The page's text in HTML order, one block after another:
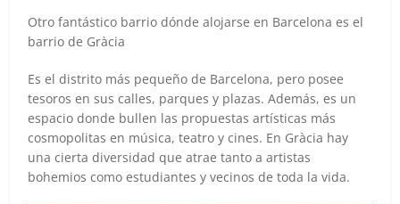
Otro fantástico barrio dónde alojarse en Barcelona es el
barrio de Gràcia
Es el distrito más pequeño de Barcelona, pero posee
tesoros en sus calles, parques y plazas. Además, es un
espacio donde bullen las propuestas artísticas más
cosmopolitas en música, teatro y cines. En Gràcia hay
una cierta diversidad que atrae tanto a artistas
bohemios como estudiantes y vecinos de toda la vida.